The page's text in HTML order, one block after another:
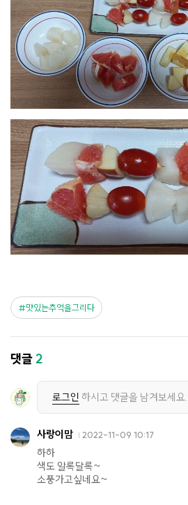
맛있는추억을그리다
댓글2
로그인 하시고 댓글을 남겨보세요.
사랑이맘 2022-11-09 10:17
하하
색도 알록달록~
소풍가고싶네요~